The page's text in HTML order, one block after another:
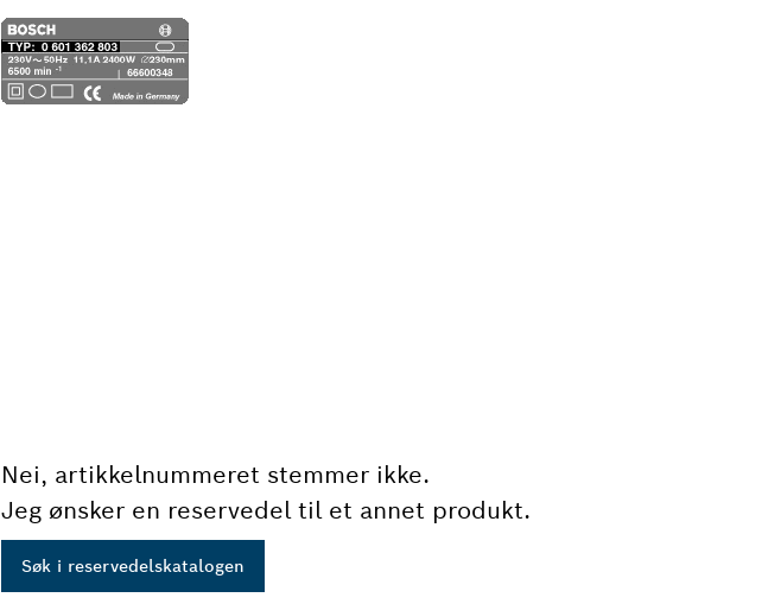
Nei, artikkelnummeret stemmer ikke.
Jeg ønsker en reservedel til et annet produkt.
Søk i reservedelskatalogen